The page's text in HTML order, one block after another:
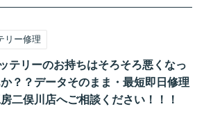
リー修理
テリーのお持ちはそろそろ悪くなっ
？？データそのまま・最短即日修理
二俣川店へご相談ください！！！